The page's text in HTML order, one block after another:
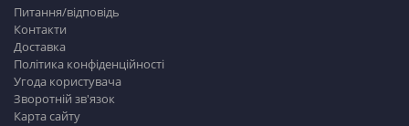
Питання/відповідь
Контакти
Доставка
Політика конфіденційності
Угода користувача
Зворотній зв'язок
Карта сайту